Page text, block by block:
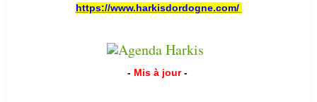
https://www.harkisdordogne.com/
- Mis à jour -